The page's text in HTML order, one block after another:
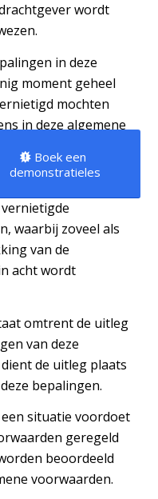
wordt
in deze
moment geheel
mochten
in deze algemene
van toepassing.
zullen dan in
bepalingen ter
waarbij zoveel als
van de
acht wordt
omtrent de uitleg
van deze
de uitleg plaats
bepalingen.
situatie voordoet
geregeld
beoordeeld
voorwaarden.
Boek een
demonstratieles